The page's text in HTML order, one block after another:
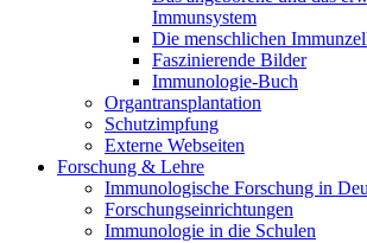
Immunsystem
Die menschlichen
Faszinierende Bilder
Immunologie-Buch
Organtransplantation
Schutzimpfung
Externe Webseiten
Forschung & Lehre
Immunologische Forschung in
Forschungseinrichtungen
Immunologie in die Schulen